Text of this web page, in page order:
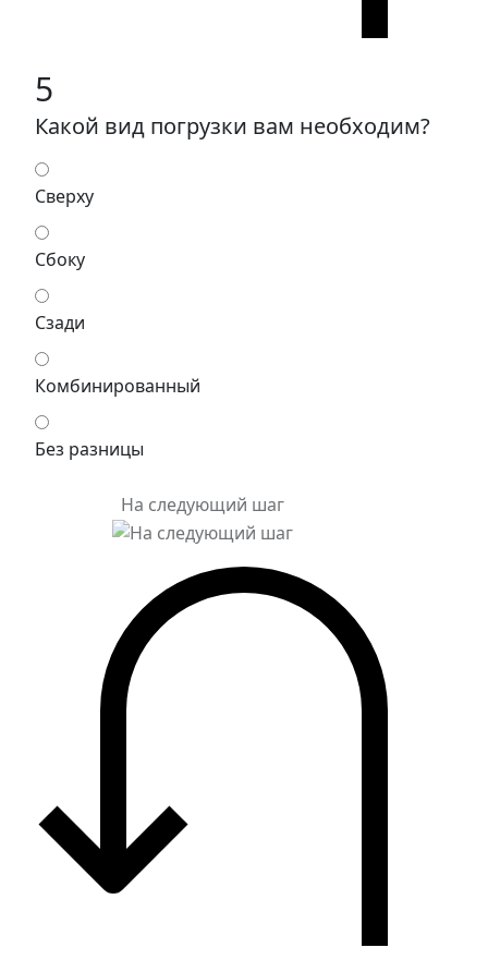
5
Какой вид погрузки вам необходим?
Сверху
Сбоку
Сзади
Комбинированный
Без разницы
На следующий шаг